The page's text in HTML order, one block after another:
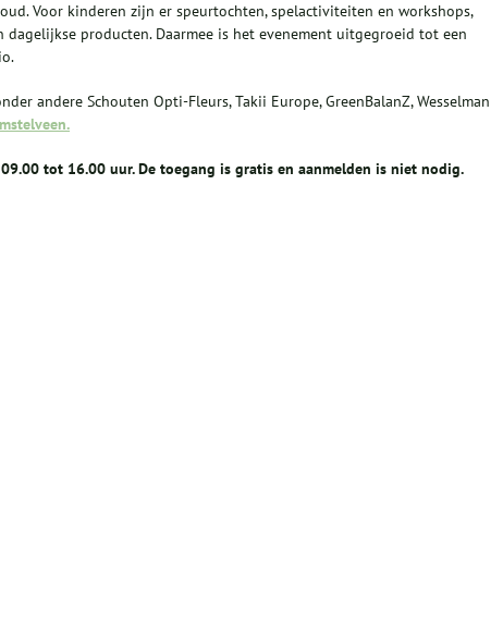
Voor kinderen zijn er speurtochten, spelactiviteiten en workshops,
producten. Daarmee is het evenement uitgegroeid tot een
andere Schouten Opti-Fleurs, Takii Europe, GreenBalanZ, Wesselman
tot 16.00 uur. De toegang is gratis en aanmelden is niet nodig.